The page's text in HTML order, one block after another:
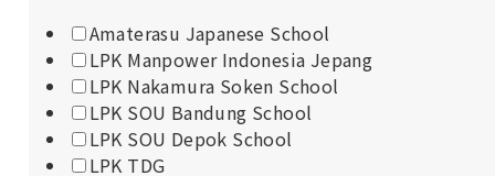
Amaterasu Japanese School
LPK Manpower Indonesia Jepang
LPK Nakamura Soken School
LPK SOU Bandung School
LPK SOU Depok School
LPK TDG